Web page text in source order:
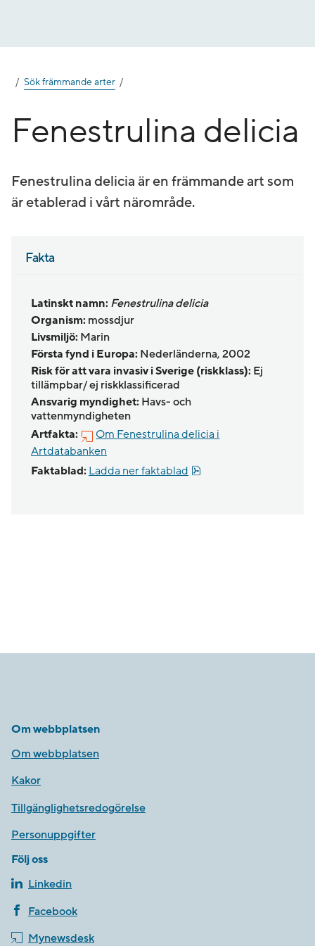
Sök främmande arter
Fenestrulina delicia
Fenestrulina delicia är en främmande art som
är etablerad i vårt närområde.
Fakta
Latinskt namn: Fenestrulina delicia
Organism: mossdjur
Livsmiljö: Marin
Första fynd i Europa: Nederländerna, 2002
Risk för att vara invasiv i Sverige (riskklass): Ej
tillämpbar/ ej riskklassificerad
Ansvarig myndighet: Havs- och
vattenmyndigheten
Artfakta:
Om Fenestrulina delicia i
Artdatabanken
Faktablad: Ladda ner faktablad
Om webbplatsen
Om webbplatsen
Kakor
Tillgänglighetsredogörelse
Personuppgifter
Följ oss
Linkedin
Facebook
Mynewsdesk